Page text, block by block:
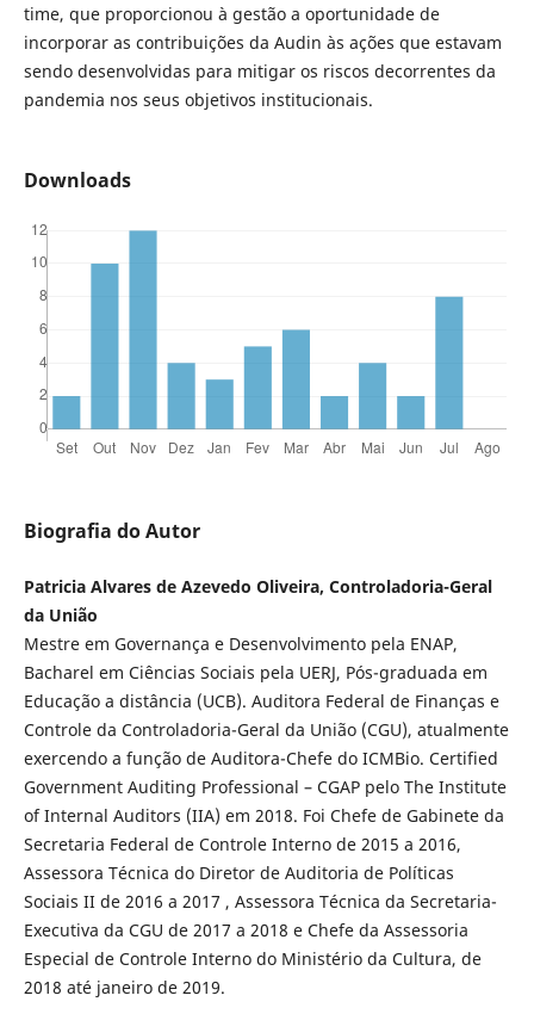
time, que proporcionou à gestão a oportunidade de
incorporar as contribuições da Audin às ações que estavam
sendo desenvolvidas para mitigar os riscos decorrentes da
pandemia nos seus objetivos institucionais.
Downloads
Biografia do Autor
Patricia Alvares de Azevedo Oliveira, Controladoria-Geral
da União
Mestre em Governança e Desenvolvimento pela ENAP,
Bacharel em Ciências Sociais pela UERJ, Pós-graduada em
Educação a distância (UCB). Auditora Federal de Finanças e
Controle da Controladoria-Geral da União (CGU), atualmente
exercendo a função de Auditora-Chefe do ICMBio. Certified
Government Auditing Professional – CGAP pelo The Institute
of Internal Auditors (IIA) em 2018. Foi Chefe de Gabinete da
Secretaria Federal de Controle Interno de 2015 a 2016,
Assessora Técnica do Diretor de Auditoria de Políticas
Sociais II de 2016 a 2017 , Assessora Técnica da Secretaria-
Executiva da CGU de 2017 a 2018 e Chefe da Assessoria
Especial de Controle Interno do Ministério da Cultura, de
2018 até janeiro de 2019.